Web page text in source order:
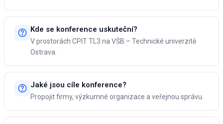
Kde se konference uskuteční?
V prostorách CPIT TL3 na VŠB – Technické univerzitě
Ostrava.
Jaké jsou cíle konference?
Propojit firmy, výzkumné organizace a veřejnou správu.